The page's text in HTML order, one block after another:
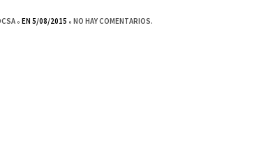
EN 5/08/2015 NO HAY COMENTARIOS.